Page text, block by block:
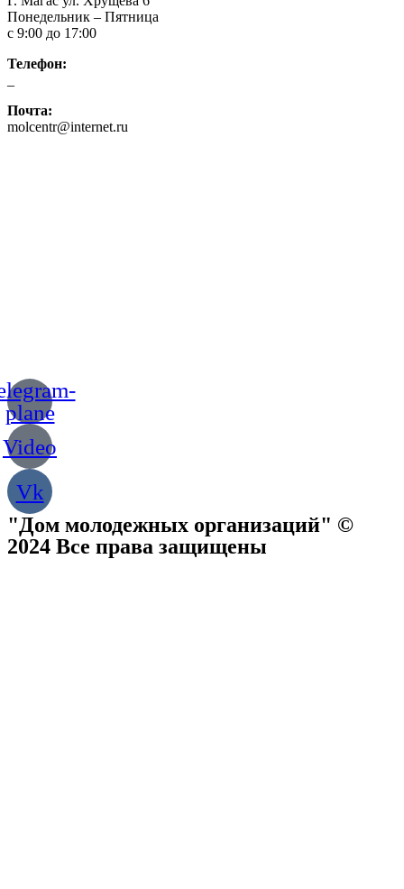
Понедельник – Пятница
с 9:00 до 17:00
Телефон:
Почта:
molcentr@internet.ru
plane
Video
Vk
"Дом молодежных организаций" ©
2024 Все права защищены